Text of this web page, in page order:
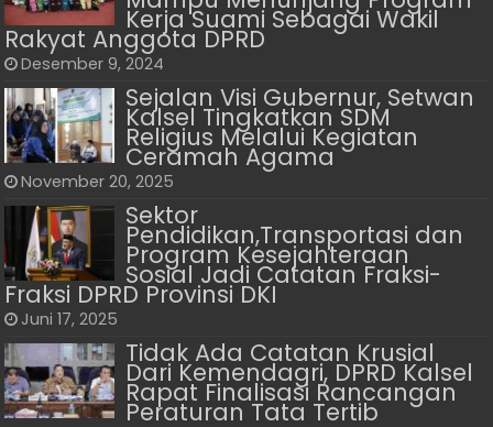
Kerja Suami Sebagai Wakil
Rakyat Anggota DPRD
Desember 9, 2024
Sejalan Visi Gubernur, Setwan
Kalsel Tingkatkan SDM
Religius Melalui Kegiatan
Ceramah Agama
November 20, 2025
Sektor
Pendidikan,Transportasi dan
Program Kesejahteraan
Sosial Jadi Catatan Fraksi-
Fraksi DPRD Provinsi DKI
Juni 17, 2025
Tidak Ada Catatan Krusial
Dari Kemendagri, DPRD Kalsel
Rapat Finalisasi Rancangan
Peraturan Tata Tertib